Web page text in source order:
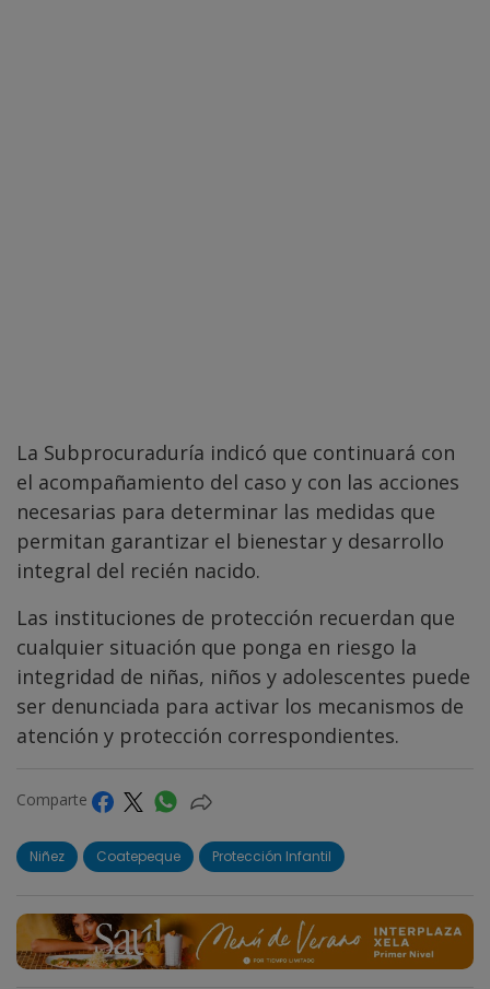
La Subprocuraduría indicó que continuará con
el acompañamiento del caso y con las acciones
necesarias para determinar las medidas que
permitan garantizar el bienestar y desarrollo
integral del recién nacido.
Las instituciones de protección recuerdan que
cualquier situación que ponga en riesgo la
integridad de niñas, niños y adolescentes puede
ser denunciada para activar los mecanismos de
atención y protección correspondientes.
Comparte
Niñez Coatepeque Protección Infantil